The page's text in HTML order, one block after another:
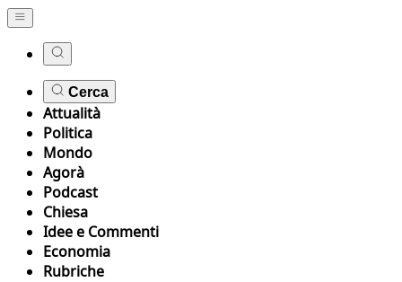
Cerca
Attualità
Politica
Mondo
Agorà
Podcast
Chiesa
Idee e Commenti
Economia
Rubriche